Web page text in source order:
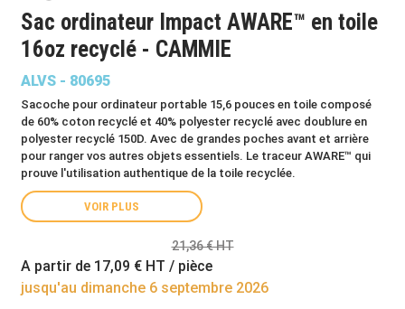
Sac ordinateur Impact AWARE™ en toile
16oz recyclé - CAMMIE
ALVS - 80695
Sacoche pour ordinateur portable 15,6 pouces en toile composé
de 60% coton recyclé et 40% polyester recyclé avec doublure en
polyester recyclé 150D. Avec de grandes poches avant et arrière
pour ranger vos autres objets essentiels. Le traceur AWARE™ qui
prouve l'utilisation authentique de la toile recyclée.
VOIR PLUS
21,36 € HT
A partir de 17,09 € HT / pièce
jusqu'au dimanche 6 septembre 2026